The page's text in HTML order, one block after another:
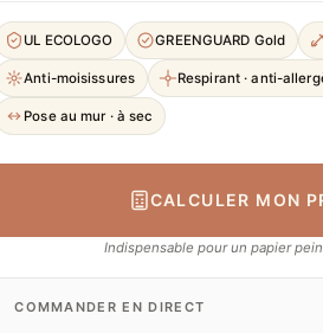
UL ECOLOGO GREENGUARD Gold
Anti-moisissures Respirant · anti-
Pose au mur · à sec
CALCULER MON
Indispensable pour un papier
COMMANDER EN DIRECT